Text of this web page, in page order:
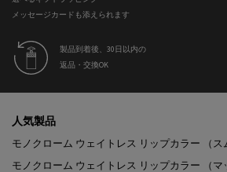
メッセージカードも添えられます
製品到着後、30日以内の
返品・交換OK
人気製品
モノクローム ウェイトレス リップカラー （ス
モノクローム ウェイトレス リップカラー （マ